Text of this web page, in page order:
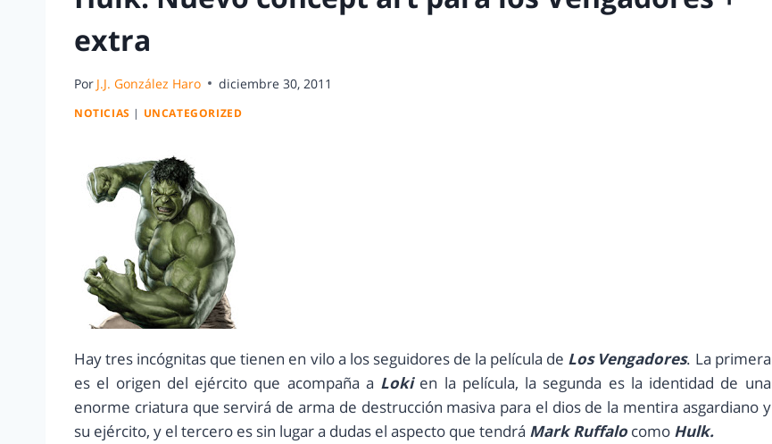
extra
Por J.J. González Haro diciembre 30, 2011
NOTICIAS | UNCATEGORIZED
Hay tres incógnitas que tienen en vilo a los seguidores de la película de Los Vengadores. La primera
es el origen del ejército que acompaña a Lokien la película, la segunda es la identidad de una
enorme criatura que servirá de arma de destrucción masiva para el dios de la mentira asgardiano y
su ejército, y el tercero es sin lugar a dudas el aspecto que tendrá Mark Ruffalo como Hulk.